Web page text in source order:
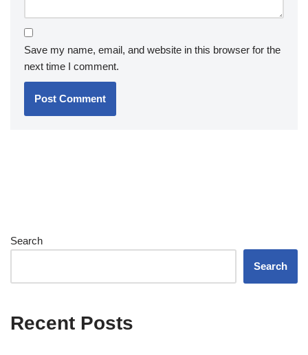
Save my name, email, and website in this browser for the
next time I comment.
Search
Search
Recent Posts